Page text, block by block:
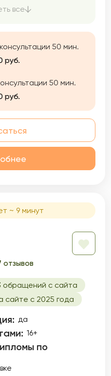
занимаюсь
все
50 мин.
руб.
50 мин.
руб.
~ 9 минут
отзывов
обращений с сайта
сайте с 2025 года
да
16+
по